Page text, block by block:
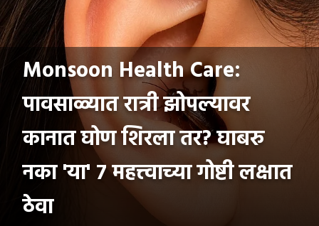
Monsoon Health Care:
पावसाळ्यात रात्री झोपल्यावर
कानात घोण शिरला तर? घाबरु
नका 'या' ७ महत्त्वाच्या गोष्टी लक्षात
ठेवा